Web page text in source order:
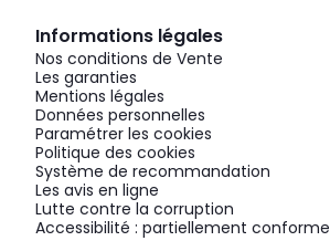
Informations légales
Nos conditions de Vente
Les garanties
Mentions légales
Données personnelles
Paramétrer les cookies
Politique des cookies
Système de recommandation
Les avis en ligne
Lutte contre la corruption
Accessibilité : partiellement conforme